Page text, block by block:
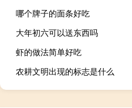
哪个牌子的面条好吃
大年初六可以送东西吗
虾的做法简单好吃
农耕文明出现的标志是什么